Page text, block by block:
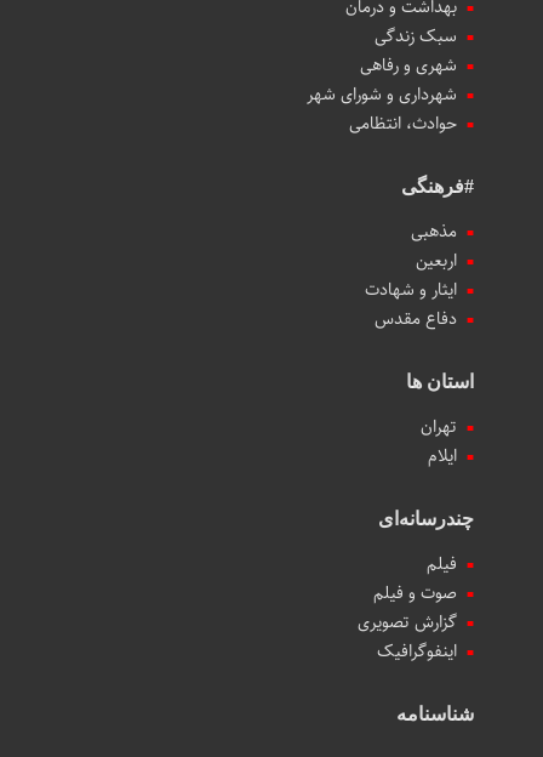
بهداشت و درمان
سبک زندگی
شهری و رفاهی
شهرداری و شورای شهر
حوادث، انتظامی
#فرهنگی
مذهبی
اربعین
ایثار و شهادت
دفاع مقدس
استان ها
تهران
ایلام
چندرسانه‌ای
فیلم
صوت و فیلم
گزارش تصویری
اینفوگرافیک
شناسنامه